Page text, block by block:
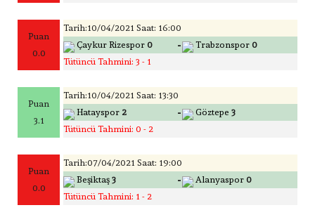
Puan
0.0
Tarih:10/04/2021 Saat: 16:00
Çaykur Rizespor 0 - Trabzonspor 0
Tütüncü Tahmini: 3 - 1
Puan
3.1
Tarih:10/04/2021 Saat: 13:30
Hatayspor 2 - Göztepe 3
Tütüncü Tahmini: 0 - 2
Puan
0.0
Tarih:07/04/2021 Saat: 19:00
Beşiktaş 3 - Alanyaspor 0
Tütüncü Tahmini: 1 - 2